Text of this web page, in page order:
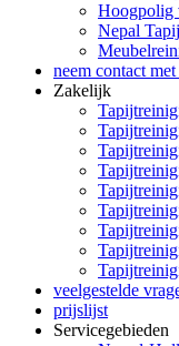
Hoogpolig
Nepal
neem contact
Zakelijk
veelgestelde
prijslijst
Servicegebieden